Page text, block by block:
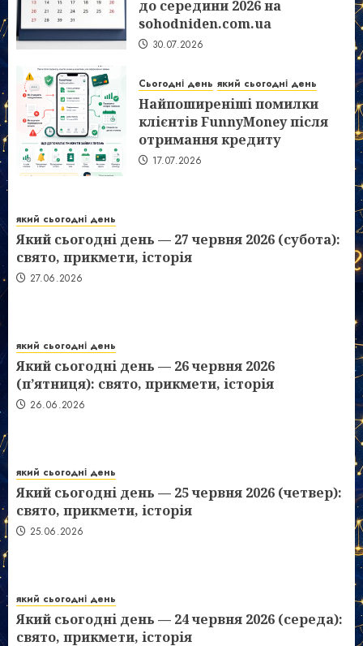
до середини 2026 на
sohodniden.com.ua
30.07.2026
Сьогодні день який сьогодні день
Найпоширеніші помилки
клієнтів FunnyMoney після
отримання кредиту
17.07.2026
який сьогодні день
Який сьогодні день — 27 червня 2026 (субота):
свято, прикмети, історія
27.06.2026
який сьогодні день
Який сьогодні день — 26 червня 2026
(п’ятниця): свято, прикмети, історія
26.06.2026
який сьогодні день
Який сьогодні день — 25 червня 2026 (четвер):
свято, прикмети, історія
25.06.2026
який сьогодні день
Який сьогодні день — 24 червня 2026 (середа):
свято, прикмети, історія